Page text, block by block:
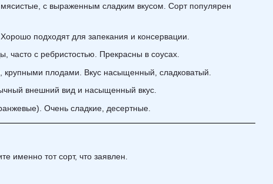
с выраженным сладким вкусом. Сорт популярен
подходят для запекания и консервации.
часто с ребристостью. Прекрасны в соусах.
плодами. Вкус насыщенный, сладковатый.
внешний вид и насыщенный вкус.
Очень сладкие, десертные.
именно тот сорт, что заявлен.